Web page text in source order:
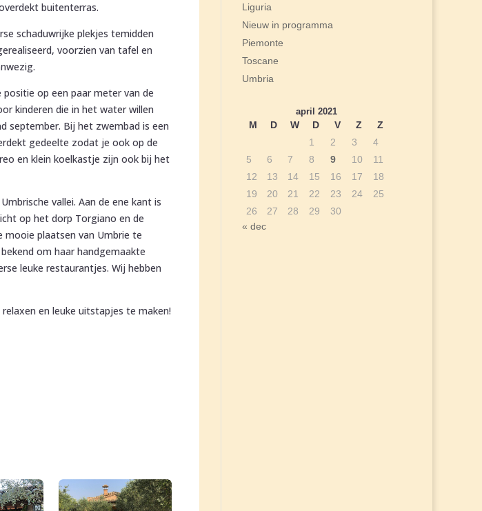
buitenterras.
schaduwrijke plekjes temidden
voorzien van tafel en
op een paar meter van de
kinderen die in het water willen
september. Bij het zwembad is een
gedeelte zodat je ook op de
en klein koelkastje zijn ook bij het
vallei. Aan de ene kant is
op het dorp Torgiano en de
mooie plaatsen van Umbrie te
om haar handgemaakte
leuke restaurantjes. Wij hebben
en leuke uitstapjes te maken!
Liguria
Nieuw in programma
Piemonte
Toscane
Umbria
april 2021
M D W D V Z
Z
1
2 3
4
5
6 7 8 9 10
11
12
13 14 15 16 17
18
19
20 21 22 23 24
25
26
27 28 29
30
« dec